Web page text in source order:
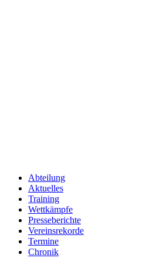
Abteilung
Aktuelles
Training
Wettkämpfe
Presseberichte
Vereinsrekorde
Termine
Chronik